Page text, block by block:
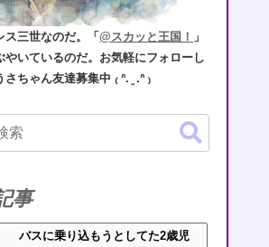
ス三世なのだ。「@スカッと王国！ 」
やいているのだ。お気軽にフォローし
ちゃん友達募集中 ₍ ᐢ. ̫ .ᐢ ₎
事
バスに乗り込もうとしてた2歳児